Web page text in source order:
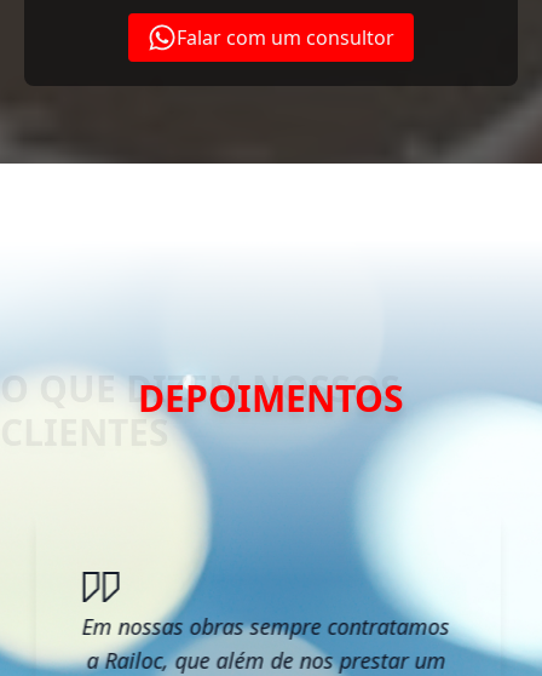
Falar com um consultor
DEPOIMENTOS
Em nossas obras sempre contratamos
a Railoc, que além de nos prestar um